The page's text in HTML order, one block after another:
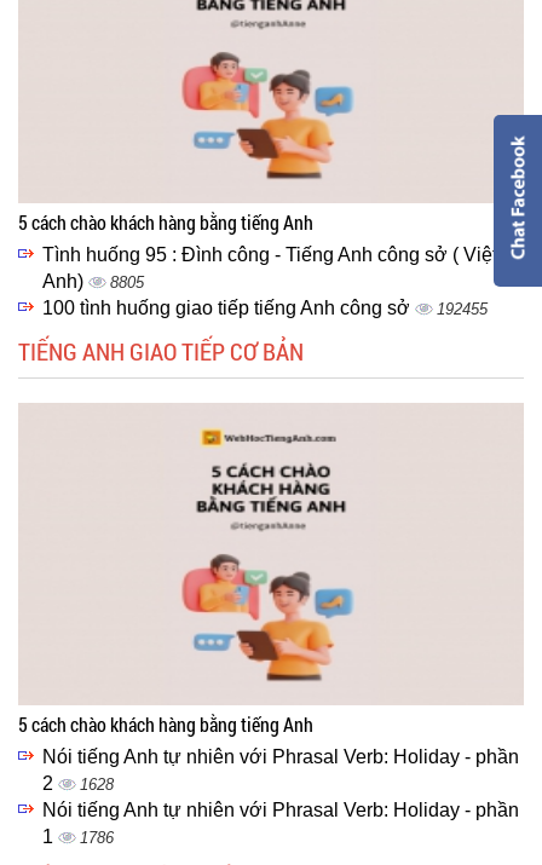
5 cách chào khách hàng bằng tiếng Anh
Tình huống 95 : Đình công - Tiếng Anh công sở ( Việt -
Anh)
8805
100 tình huống giao tiếp tiếng Anh công sở 192455
TIẾNG ANH GIAO TIẾP CƠ BẢN
5 cách chào khách hàng bằng tiếng Anh
Nói tiếng Anh tự nhiên với Phrasal Verb: Holiday - phần
2
1628
Nói tiếng Anh tự nhiên với Phrasal Verb: Holiday - phần
1
1786